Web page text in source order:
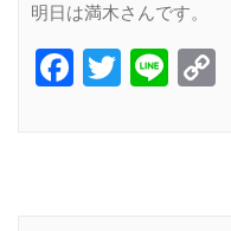
明日は満木さんです。
Facebook
Twitter
Line